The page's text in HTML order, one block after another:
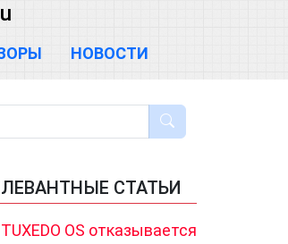
НОВОСТИ
СТАТЬИ
TUXEDO OS отказывается